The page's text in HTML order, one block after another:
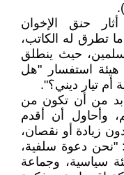
حنق الإخوان
تطرق له الكاتب،
حيث ينطلق
هيئة استفسار "هل
أم تيار ديني؟".
بد من أن تكون من
وأحاول أن أقدم
زيادة أو نقصان،
"نحن دعوة سلفية،
سياسية، وجماعة